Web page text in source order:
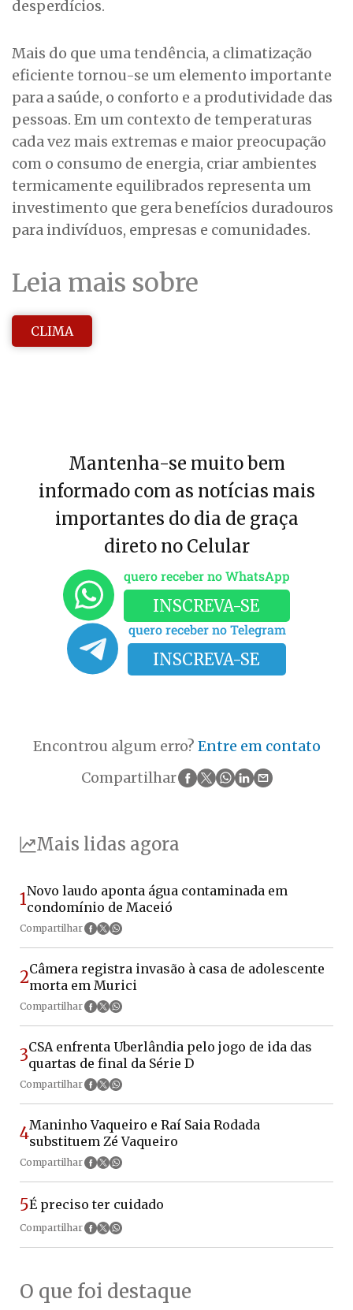
desperdícios.
Mais do que uma tendência, a climatização
eficiente tornou-se um elemento importante
para a saúde, o conforto e a produtividade das
pessoas. Em um contexto de temperaturas
cada vez mais extremas e maior preocupação
com o consumo de energia, criar ambientes
termicamente equilibrados representa um
investimento que gera benefícios duradouros
para indivíduos, empresas e comunidades.
Leia mais sobre
CLIMA
Mantenha-se muito bem
informado com as notícias mais
importantes do dia de graça
direto no Celular
quero receber no WhatsApp
INSCREVA-SE
quero receber no Telegram
INSCREVA-SE
Encontrou algum erro? Entre em contato
Compartilhar
Mais lidas agora
1Novo laudo aponta água contaminada em
condomínio de Maceió
Compartilhar
2Câmera registra invasão à casa de adolescente
morta em Murici
Compartilhar
3CSA enfrenta Uberlândia pelo jogo de ida das
quartas de final da Série D
Compartilhar
4Maninho Vaqueiro e Raí Saia Rodada
substituem Zé Vaqueiro
Compartilhar
5É preciso ter cuidado
Compartilhar
O que foi destaque